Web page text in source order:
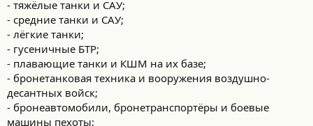
- тяжёлые танки и САУ;
- средние танки и САУ;
- лёгкие танки;
- гусеничные БТР;
- плавающие танки и КШМ на их базе;
- бронетанковая техника и вооружения воздушно-
десантных войск;
- бронеавтомобили, бронетранспортёры и боевые
машины пехоты;